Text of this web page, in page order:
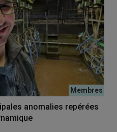
anomalies repérées